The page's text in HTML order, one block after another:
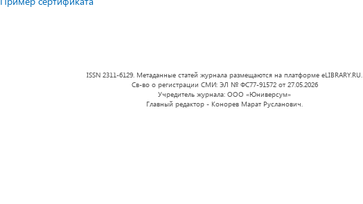
ISSN 2311-6129. Метаданные статей журнала размещаются на платформе eLIBRARY.RU.
Св-во о регистрации СМИ: ЭЛ № ФС77-91572 от 27.05.2026
Учредитель журнала: ООО «Юниверсум»
Главный редактор - Конорев Марат Русланович.